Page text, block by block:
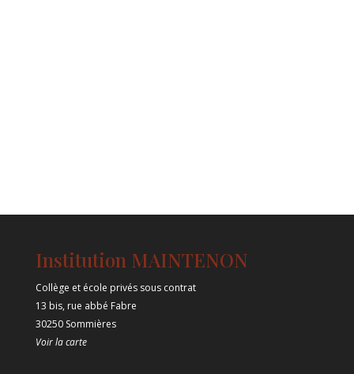
Institution MAINTENON
Collège et école privés sous contrat
13 bis, rue abbé Fabre
30250 Sommières
Voir la carte